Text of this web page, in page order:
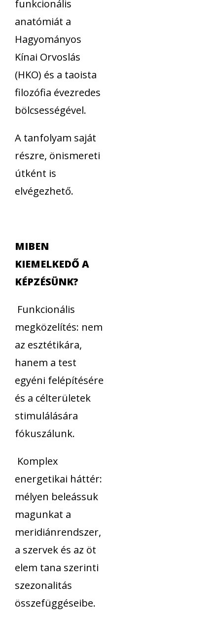
funkcionális
anatómiát a
Hagyományos
Kínai Orvoslás
(HKO) és a taoista
filozófia évezredes
bölcsességével.
A tanfolyam saját
részre, önismereti
útként is
elvégezhető.
MIBEN
KIEMELKEDŐ A
KÉPZÉSÜNK?
Funkcionális
megközelítés: nem
az esztétikára,
hanem a test
egyéni felépítésére
és a célterületek
stimulálására
fókuszálunk.
Komplex
energetikai háttér:
mélyen beleássuk
magunkat a
meridiánrendszer,
a szervek és az öt
elem tana szerinti
szezonalitás
összefüggéseibe.